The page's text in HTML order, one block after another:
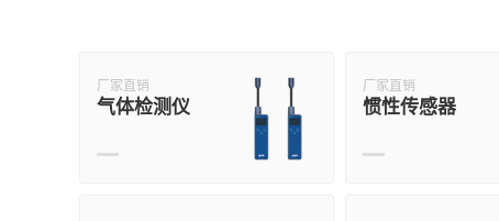
厂家直销
气体检测仪
厂家直销
惯性传感器